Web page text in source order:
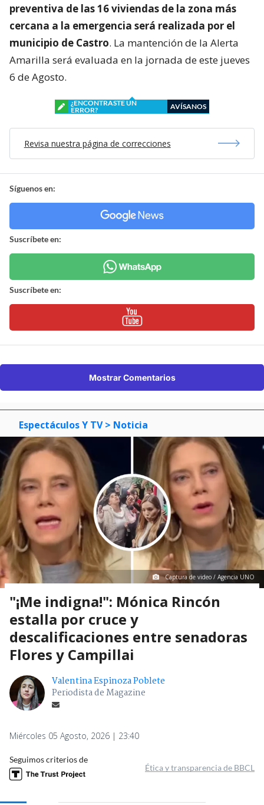
preventiva de las 16 viviendas de la zona más
cercana a la emergencia será realizada por el
municipio de Castro. La mantención de la Alerta
Amarilla será evaluada en la jornada de este jueves
6 de Agosto.
¿ENCONTRASTE UN
ERROR?
AVÍSANOS
Revisa nuestra página de correcciones
Síguenos en:
Suscríbete en:
Suscríbete en:
Mostrar Comentarios
Espectáculos Y TV > Noticia
Captura de video / Agencia UNO
"¡Me indigna!": Mónica Rincón
estalla por cruce y
descalificaciones entre senadoras
Flores y Campillai
Valentina Espinoza Poblete
Periodista de Magazine
Miércoles 05 Agosto, 2026 | 23:40
Seguimos criterios de
Ética y transparencia de BBCL